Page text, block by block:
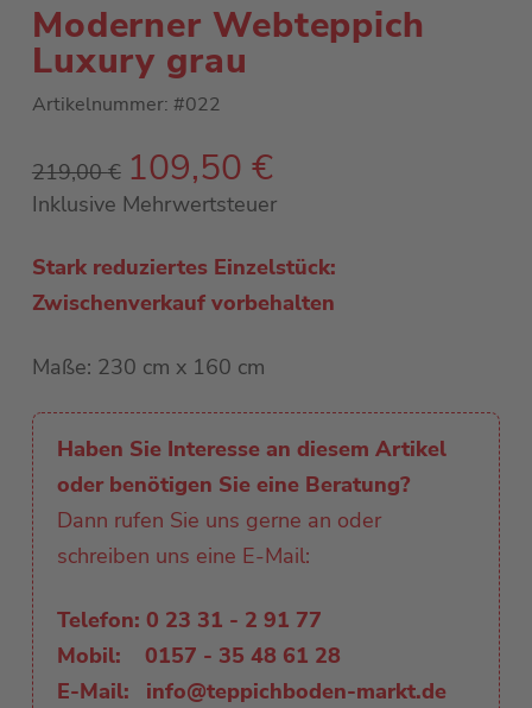
Moderner Webteppich
Luxury grau
Artikelnummer: #022
219,00€ Ursprünglicher
Preis
war:
109,50 €Aktueller
Preis
ist:
Inklusive Mehrwertsteuer
Stark reduziertes Einzelstück:
Zwischenverkauf vorbehalten
Maße: 230 cm x 160 cm
Haben Sie Interesse an diesem Artikel
oder benötigen Sie eine Beratung?
Dann rufen Sie uns gerne an oder
schreiben uns eine E-Mail:
Telefon: 0 23 31 - 2 91 77
Mobil:
0157 - 35 48 61 28
E-Mail:
info@teppichboden-markt.de